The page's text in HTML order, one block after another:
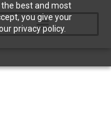
best and most
you give your
privacy policy.